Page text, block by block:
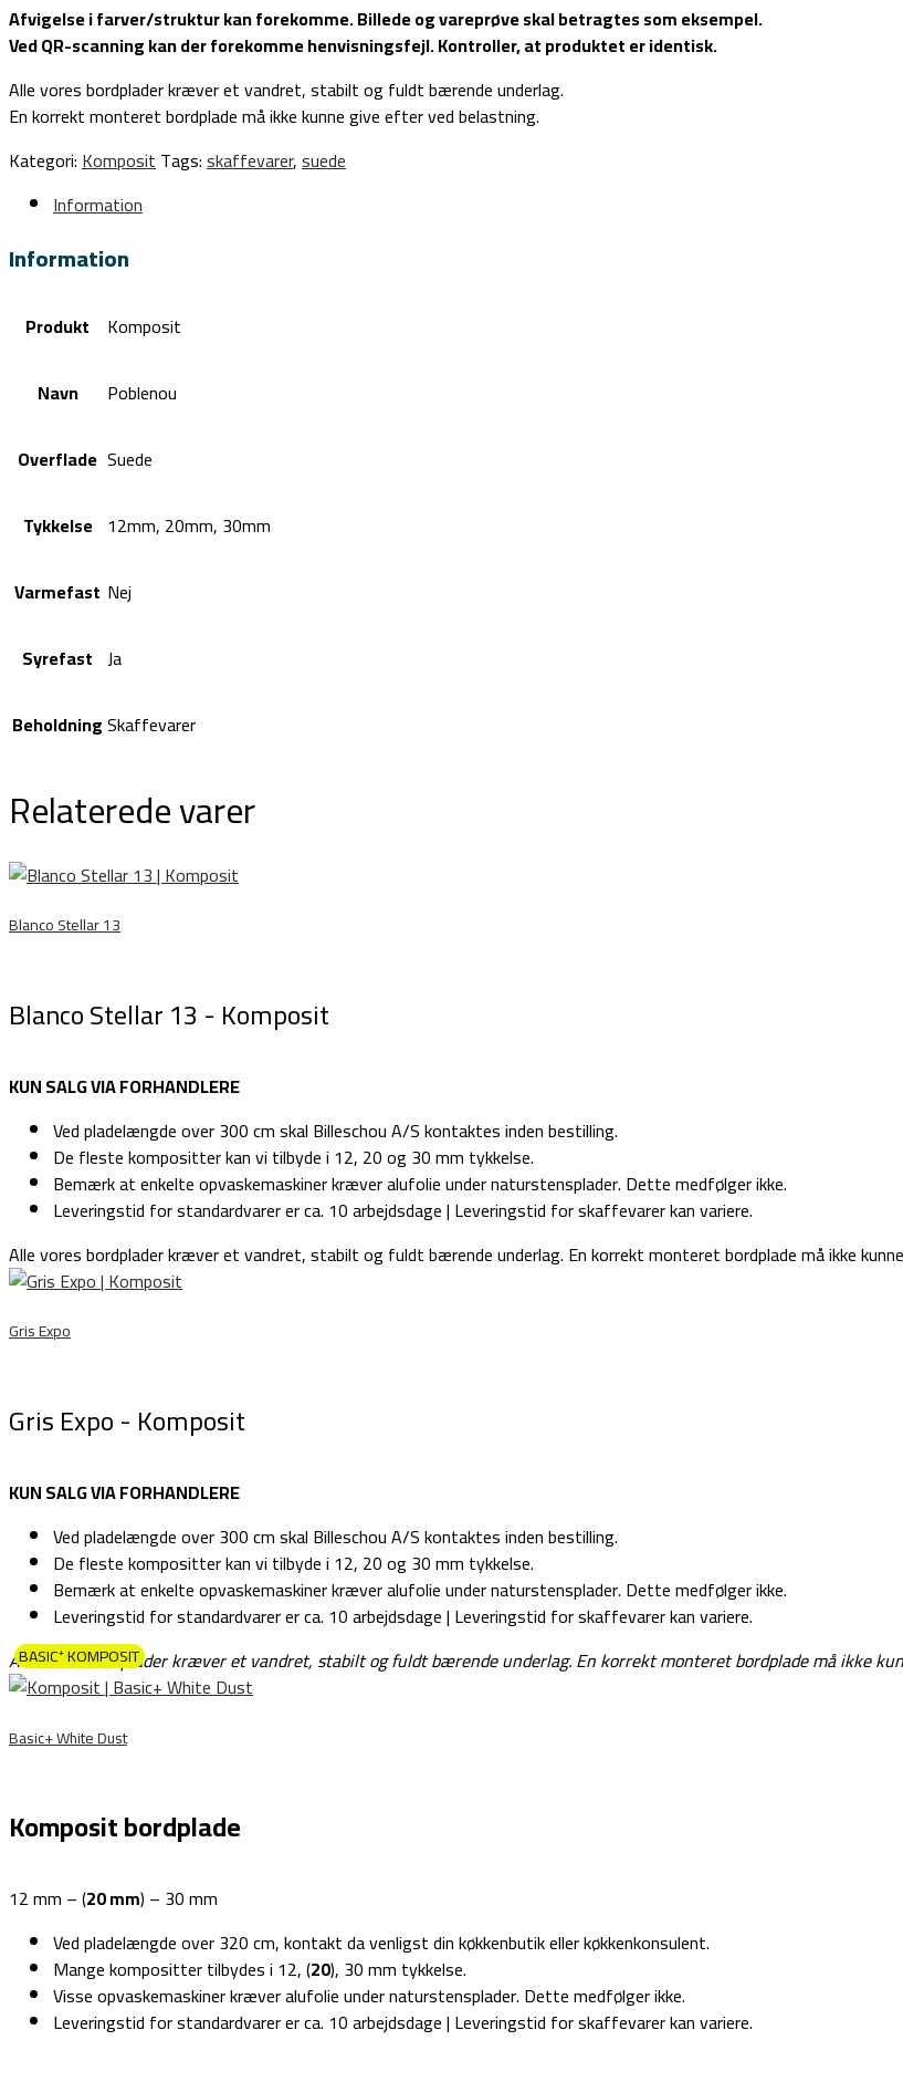
Afvigelse i farver/struktur kan forekomme. Billede og vareprøve skal betragtes som eksempel.
Ved QR-scanning kan der forekomme henvisningsfejl. Kontroller, at produktet er identisk.
Alle vores bordplader kræver et vandret, stabilt og fuldt bærende underlag.
En korrekt monteret bordplade må ikke kunne give efter ved belastning.
Kategori:KompositTags:skaffevarer,suede
Information
Information
Produkt Komposit
Navn
Poblenou
Overflade Suede
Tykkelse 12mm, 20mm, 30mm
Varmefast Nej
Syrefast Ja
BeholdningSkaffevarer
Relaterede varer
Blanco Stellar 13
Blanco Stellar 13 - Komposit
KUN SALG VIA FORHANDLERE
Ved pladelængde over 300 cm skal Billeschou A/S kontaktes inden bestilling.
De fleste kompositter kan vi tilbyde i 12, 20 og 30 mm tykkelse.
Bemærk at enkelte opvaskemaskiner kræver alufolie under naturstensplader. Dette medfølger ikke.
Leveringstid for standardvarer er ca. 10 arbejdsdage | Leveringstid for skaffevarer kan variere.
Alle vores bordplader kræver et vandret, stabilt og fuldt bærende underlag. En korrekt monteret bordplade må ikke
Gris Expo
Gris Expo - Komposit
KUN SALG VIA FORHANDLERE
Ved pladelængde over 300 cm skal Billeschou A/S kontaktes inden bestilling.
De fleste kompositter kan vi tilbyde i 12, 20 og 30 mm tykkelse.
Bemærk at enkelte opvaskemaskiner kræver alufolie under naturstensplader. Dette medfølger ikke.
Leveringstid for standardvarer er ca. 10 arbejdsdage | Leveringstid for skaffevarer kan variere.
Alle vores bordplader kræver et vandret, stabilt og fuldt bærende underlag.En korrekt monteret bordplade må ikke
BASIC⁺ KOMPOSIT
Basic+ White Dust
Komposit bordplade
12 mm – (20 mm) – 30 mm
Ved pladelængde over 320 cm, kontakt da venligst din køkkenbutik eller køkkenkonsulent.
Mange kompositter tilbydes i 12, (20), 30 mm tykkelse.
Visse opvaskemaskiner kræver alufolie under naturstensplader. Dette medfølger ikke.
Leveringstid for standardvarer er ca. 10 arbejdsdage | Leveringstid for skaffevarer kan variere.